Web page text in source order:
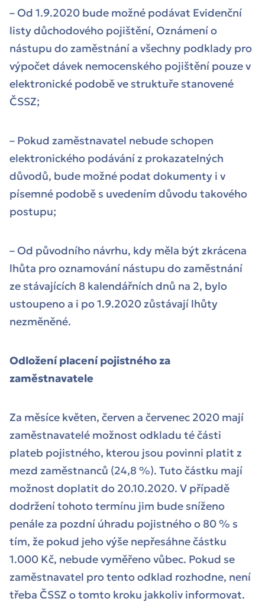
– Od 1.9.2020 bude možné podávat Evidenční
listy důchodového pojištění, Oznámení o
nástupu do zaměstnání a všechny podklady pro
výpočet dávek nemocenského pojištění pouze v
elektronické podobě ve struktuře stanovené
ČSSZ;
– Pokud zaměstnavatel nebude schopen
elektronického podávání z prokazatelných
důvodů, bude možné podat dokumenty i v
písemné podobě s uvedením důvodu takového
postupu;
– Od původního návrhu, kdy měla být zkrácena
lhůta pro oznamování nástupu do zaměstnání
ze stávajících 8 kalendářních dnů na 2, bylo
ustoupeno a i po 1.9.2020 zůstávají lhůty
nezměněné.
Odložení placení pojistného za
zaměstnavatele
Za měsíce květen, červen a červenec 2020 mají
zaměstnavatelé možnost odkladu té části
plateb pojistného, kterou jsou povinni platit z
mezd zaměstnanců (24,8 %). Tuto částku mají
možnost doplatit do 20.10.2020. V případě
dodržení tohoto termínu jim bude sníženo
penále za pozdní úhradu pojistného o 80 % s
tím, že pokud jeho výše nepřesáhne částku
1.000 Kč, nebude vyměřeno vůbec. Pokud se
zaměstnavatel pro tento odklad rozhodne, není
třeba ČSSZ o tomto kroku jakkoliv informovat.